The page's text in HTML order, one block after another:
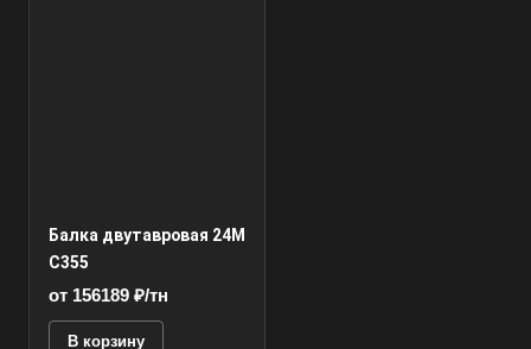
Балка двутавровая 24М
С355
от 156189 ₽/тн
В корзину